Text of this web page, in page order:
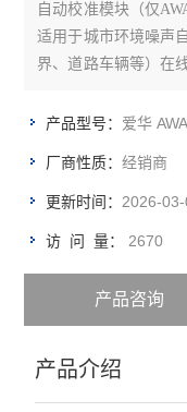
自动校准模块（仅
适用于城市环境噪声
界、道路车辆等）在
系统采用模块化设计
产品型号： 爱华
厂商性质：经销商
更新时间：2026-03-
访 问 量：2670
产品咨询
产品介绍